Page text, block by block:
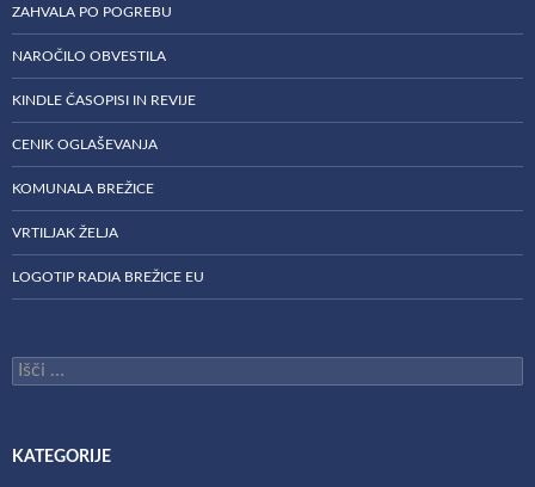
ZAHVALA PO POGREBU
NAROČILO OBVESTILA
KINDLE ČASOPISI IN REVIJE
CENIK OGLAŠEVANJA
KOMUNALA BREŽICE
VRTILJAK ŽELJA
LOGOTIP RADIA BREŽICE EU
Išči:
KATEGORIJE